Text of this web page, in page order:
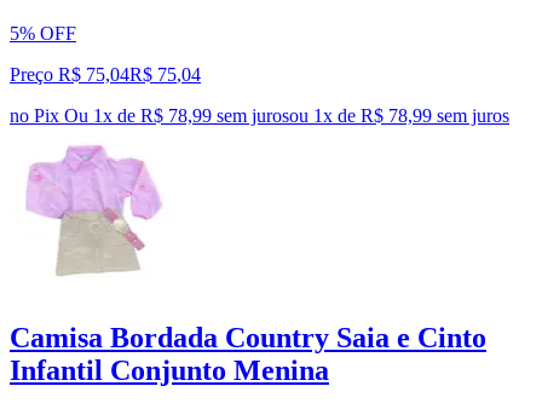
5% OFF
Preço R$ 75,04R$ 75,04
no Pix Ou 1x de R$ 78,99 sem jurosou 1x de R$ 78,99 sem juros
Camisa Bordada Country Saia e Cinto
Infantil Conjunto Menina